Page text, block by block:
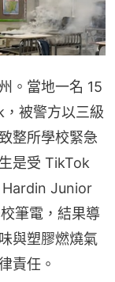
。當地一名 15
被警方以三級
整所學校緊急
是受 TikTok
Hardin Junior
筆電，結果導
與塑膠燃燒氣
責任。